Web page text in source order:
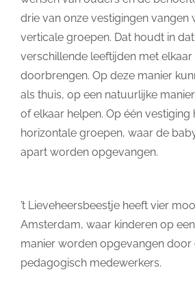
drie van onze vestigingen vangen
verticale groepen. Dat houdt in
verschillende leeftijden met elkaar
doorbrengen. Op deze manier
als thuis, op een natuurlijke
of elkaar helpen. Op één
horizontale groepen, waar de
apart worden opgevangen.
’t Lieveheersbeestje heeft vier
Amsterdam, waar kinderen op
manier worden opgevangen
pedagogisch medewerkers.